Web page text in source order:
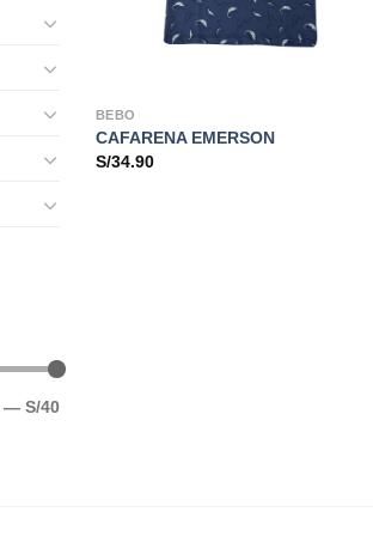
— S/40
BEBO
CAFARENA EMERSON
S/34.90